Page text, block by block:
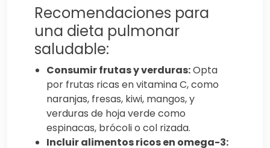
Recomendaciones para
una dieta pulmonar
saludable:
Consumir frutas y verduras:Opta
por frutas ricas en vitamina C, como
naranjas, fresas, kiwi, mangos, y
verduras de hoja verde como
espinacas, brócoli o col rizada.
Incluir alimentos ricos en omega-3: